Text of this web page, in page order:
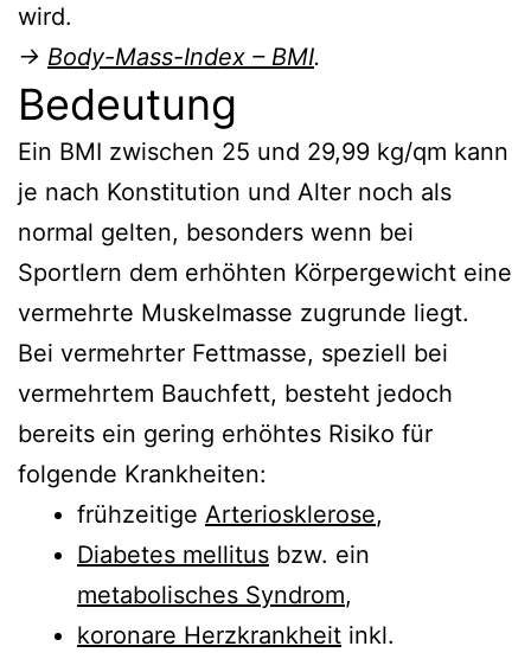
wird.
→ Body-Mass-Index – BMI.
Bedeutung
Ein BMI zwischen 25 und 29,99 kg/qm kann
je nach Konstitution und Alter noch als
normal gelten, besonders wenn bei
Sportlern dem erhöhten Körpergewicht eine
vermehrte Muskelmasse zugrunde liegt.
Bei vermehrter Fettmasse, speziell bei
vermehrtem Bauchfett, besteht jedoch
bereits ein gering erhöhtes Risiko für
folgende Krankheiten:
frühzeitige Arteriosklerose,
Diabetes mellitus bzw. ein
metabolisches Syndrom,
koronare Herzkrankheit inkl.